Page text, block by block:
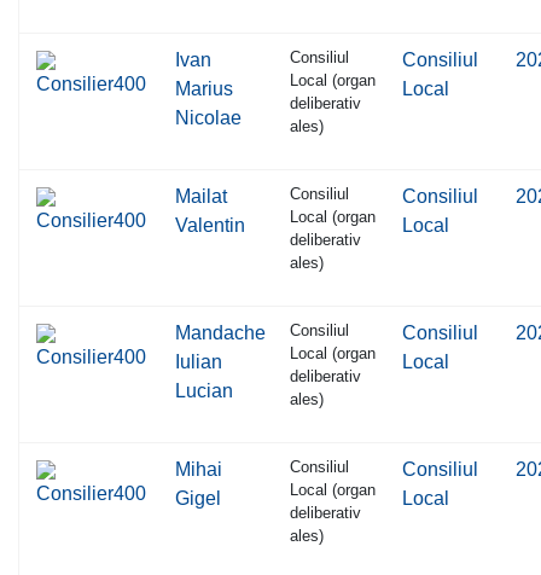
Ivan
Marius
Nicolae
Consiliul
Local (organ
deliberativ
ales)
Consiliul
Local
Mailat
Valentin
Consiliul
Local (organ
deliberativ
ales)
Consiliul
Local
Mandache
Iulian
Lucian
Consiliul
Local (organ
deliberativ
ales)
Consiliul
Local
Mihai
Gigel
Consiliul
Local (organ
deliberativ
ales)
Consiliul
Local